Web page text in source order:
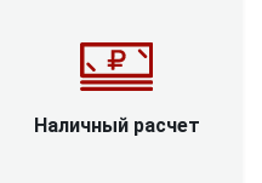
Наличный расчет